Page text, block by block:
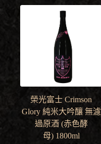
榮光富士 Crimson
Glory 純米大吟釀 無濾
過原酒 (赤色酵
母) 1800ml